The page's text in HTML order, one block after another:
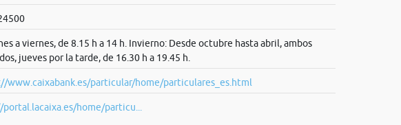
a viernes, de 8.15 h a 14 h. Invierno: Desde octubre hasta abril, ambos
jueves por la tarde, de 16.30 h a 19.45 h.
www.caixabank.es/particular/home/particulares_es.html
home/particu...